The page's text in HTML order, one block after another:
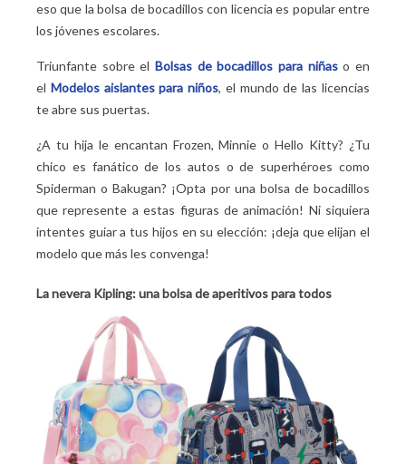
eso que la bolsa de bocadillos con licencia es popular entre
los jóvenes escolares.
Triunfante sobre el Bolsas de bocadillos para niñaso en
el Modelos aislantes para niños, el mundo de las licencias
te abre sus puertas.
¿A tu hija le encantan Frozen, Minnie o Hello Kitty? ¿Tu
chico es fanático de los autos o de superhéroes como
Spiderman o Bakugan? ¡Opta por una bolsa de bocadillos
que represente a estas figuras de animación! Ni siquiera
intentes guiar a tus hijos en su elección: ¡deja que elijan el
modelo que más les convenga!
La nevera Kipling: una bolsa de aperitivos para todos